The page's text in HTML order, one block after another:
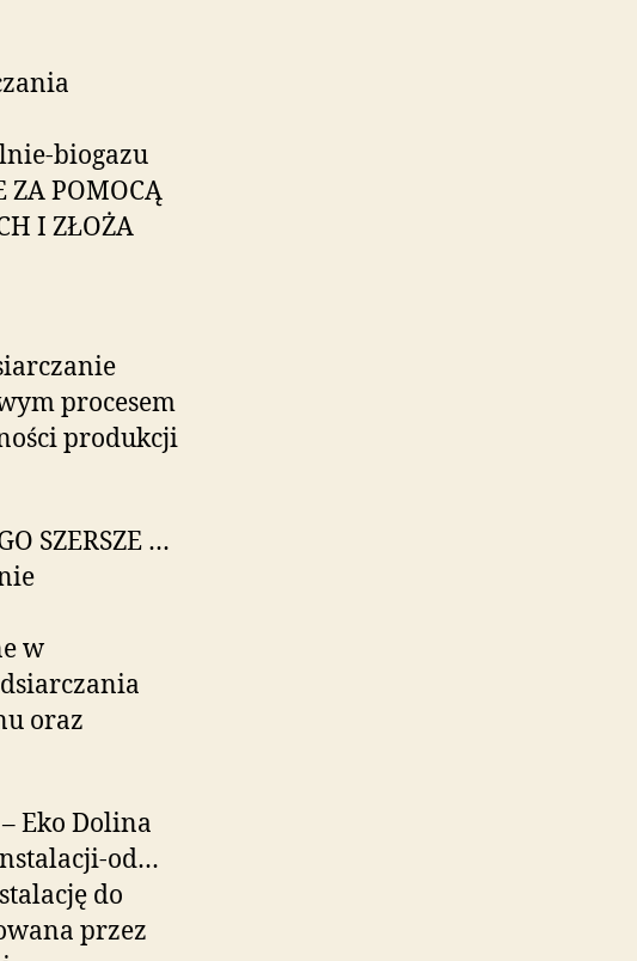
biogazu
ZA POMOCĄ
I ZŁOŻA
procesem
produkcji
SZERSZE …
w
oraz
Eko Dolina
od…
do
przez